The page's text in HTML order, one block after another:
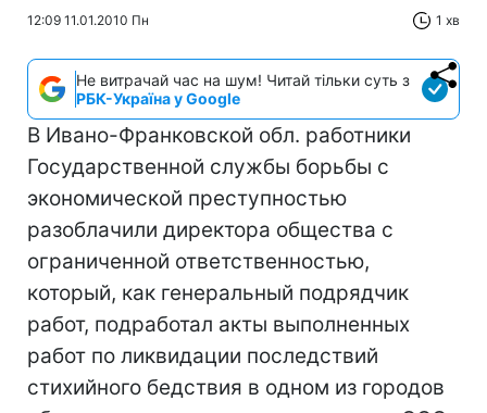
12:09 11.01.2010 Пн 1 хв
Не витрачай час на шум! Читай тільки суть з
РБК-Україна у Google
В Ивано-Франковской обл. работники
Государственной службы борьбы с
экономической преступностью
разоблачили директора общества с
ограниченной ответственностью,
который, как генеральный подрядчик
работ, подработал акты выполненных
работ по ликвидации последствий
стихийного бедствия в одном из городов